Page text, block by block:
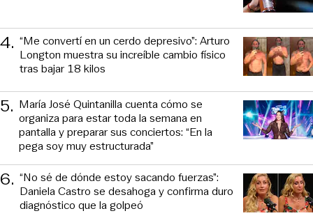
4. “Me convertí en un cerdo depresivo”: Arturo
Longton muestra su increíble cambio físico
tras bajar 18 kilos
5. María José Quintanilla cuenta cómo se
organiza para estar toda la semana en
pantalla y preparar sus conciertos: “En la
pega soy muy estructurada”
6. “No sé de dónde estoy sacando fuerzas”:
Daniela Castro se desahoga y confirma duro
diagnóstico que la golpeó